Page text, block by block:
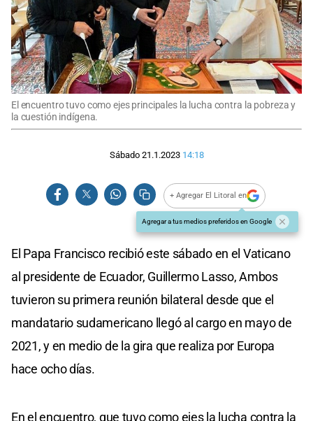
El encuentro tuvo como ejes principales la lucha contra la pobreza y
la cuestión indígena.
Sábado 21.1.2023 14:18
+ Agregar El Litoral en
Agregar a tus medios preferidos en Google
El Papa Francisco recibió este sábado en el Vaticano
al presidente de Ecuador, Guillermo Lasso, Ambos
tuvieron su primera reunión bilateral desde que el
mandatario sudamericano llegó al cargo en mayo de
2021, y en medio de la gira que realiza por Europa
hace ocho días.
En el encuentro, que tuvo como ejes la lucha contra la